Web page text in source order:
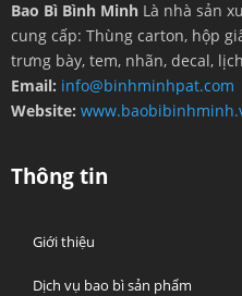
Bao Bì Bình Minh Là nhà sản
cung cấp: Thùng carton, hộp
trưng bày, tem, nhãn, decal,
Email: info@binhminhpat.com
Website:
Thông tin
Giới thiệu
Dịch vụ bao bì sản phẩm